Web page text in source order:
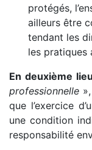
protégés,
ailleurs être
tendant les
les pratiques
En deuxième
professionnelle
que l’exercice
une condition
responsabilité